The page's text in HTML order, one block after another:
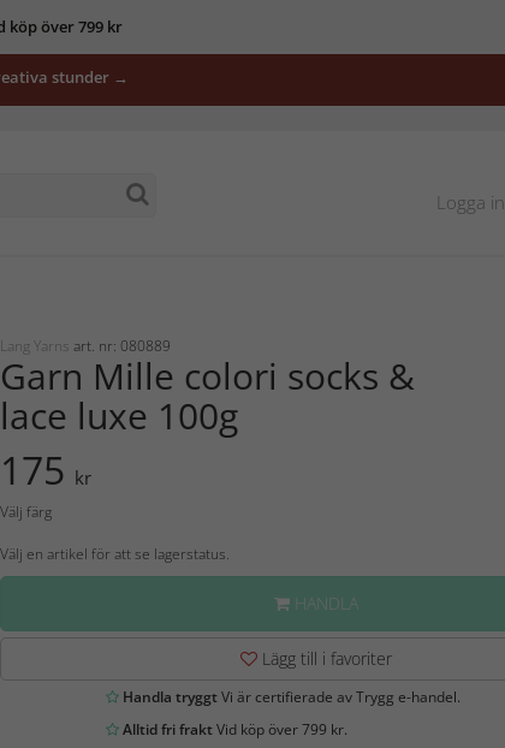
över 799 kr
stunder →
Logga in
Lang Yarns art. nr: 080889
Garn Mille colori socks &
lace luxe 100g
175 kr
Välj färg
Välj en artikel för att se lagerstatus.
HANDLA
Lägg till i favoriter
Handla tryggtVi är certifierade av Trygg e-handel.
Alltid fri fraktVid köp över 799 kr.